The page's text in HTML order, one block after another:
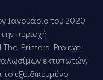
Ιανουάριο του 2020
περιοχή
The Printers Pro έχει
εκτυπωτών,
εξειδικευμένο